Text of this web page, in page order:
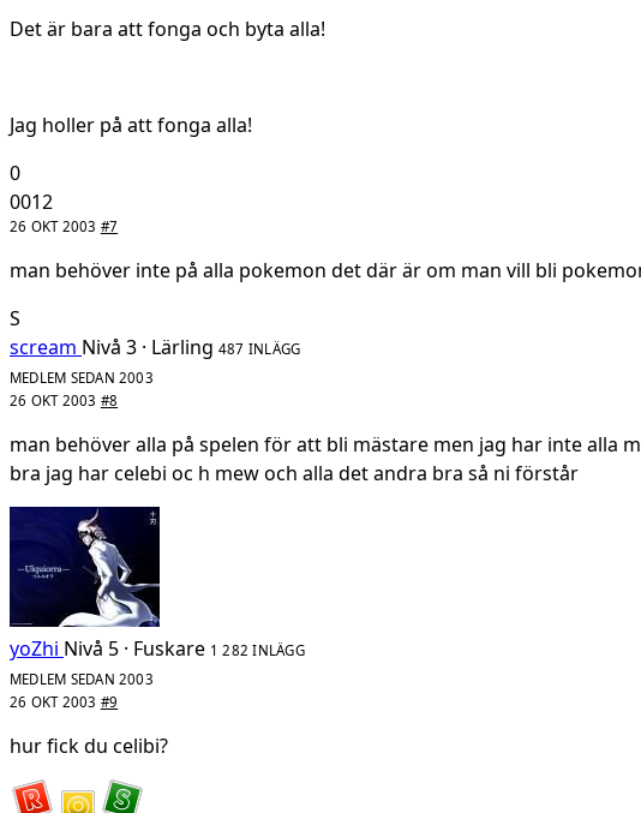
Det är bara att fonga och byta alla!
Jag holler på att fonga alla!
0
0012
26 OKT 2003 #7
man behöver inte på alla pokemon det där är om man vill bli
S
scream Nivå 3 · Lärling 487 INLÄGG
MEDLEM SEDAN 2003
26 OKT 2003 #8
man behöver alla på spelen för att bli mästare men jag har inte alla
bra jag har celebi oc h mew och alla det andra bra så ni förstår
yoZhi Nivå 5 · Fuskare 1 282 INLÄGG
MEDLEM SEDAN 2003
26 OKT 2003 #9
hur fick du celibi?